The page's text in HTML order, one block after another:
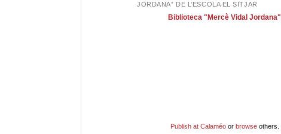
JORDANA” DE L’ESCOLA EL SITJAR
Biblioteca "Mercè Vidal Jordana"
Publish at Calaméoor browseothers.